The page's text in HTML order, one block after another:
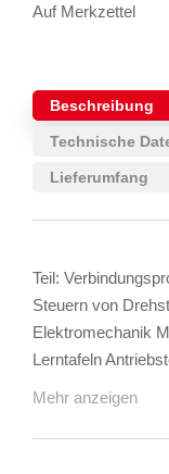
Auf Merkzettel
Beschreibung
Technische
Lieferumfang
Teil:
Steuern von
Elektromechanik
Lerntafeln
Mehr anzeigen